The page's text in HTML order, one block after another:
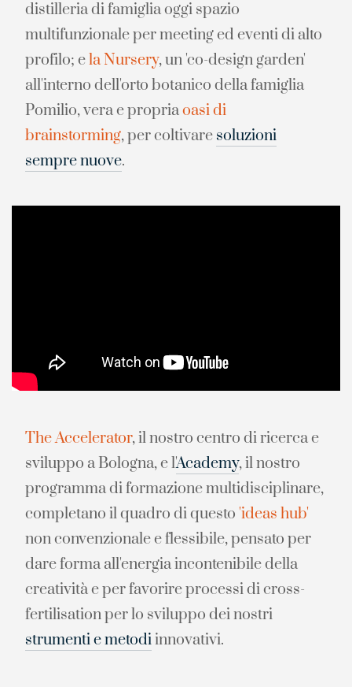
distilleria di famiglia oggi spazio
multifunzionale per meeting ed eventi di alto
profilo; ela Nursery, un 'co-design garden'
all'interno dell'orto botanico della famiglia
Pomilio, vera e propriaoasi di
brainstorming, per coltivare soluzioni
sempre nuove.
The Accelerator, il nostro centro di ricerca e
sviluppo a Bologna, e l'Academy, il nostro
programma di formazione multidisciplinare,
completano il quadro di questo 'ideas hub'
non convenzionale e flessibile, pensato per
dare forma all'energia incontenibile della
creatività e per favorire processi di cross-
fertilisation per lo sviluppo dei nostri
strumenti e metodiinnovativi.